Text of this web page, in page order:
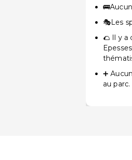
🎭Les
🌮 Il y a
➕
au parc.